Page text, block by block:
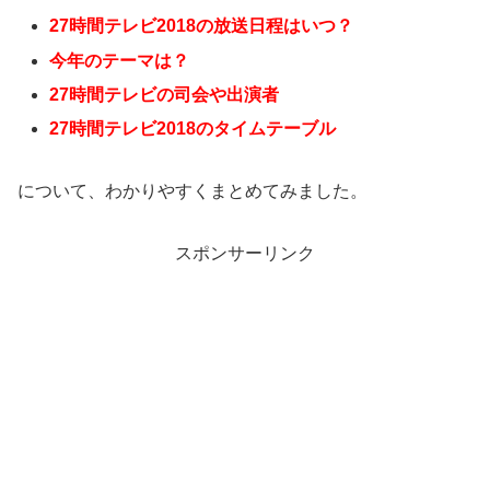
27時間テレビ2018の放送日程はいつ？
今年のテーマは？
27時間テレビの司会や出演者
27時間テレビ2018のタイムテーブル
について、わかりやすくまとめてみました。
スポンサーリンク